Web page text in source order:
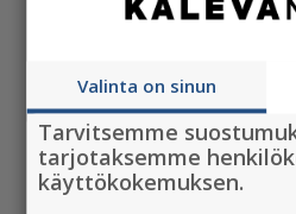
Valinta on sinun
Tarvitsemme
tarjotaksemme
käyttökokemuksen.